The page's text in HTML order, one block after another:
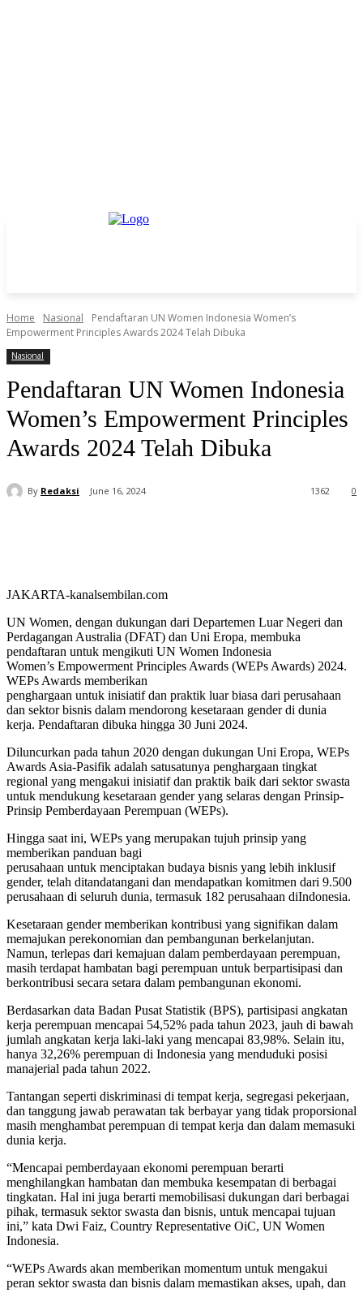
Home Nasional
Pendaftaran UN Women Indonesia Women’s
Empowerment Principles Awards 2024 Telah Dibuka
Nasional
Pendaftaran UN Women Indonesia
Women’s Empowerment Principles
Awards 2024 Telah Dibuka
By Redaksi June 16, 2024 0
1362
JAKARTA-kanalsembilan.com
UN Women, dengan dukungan dari Departemen Luar Negeri dan
Perdagangan Australia (DFAT) dan Uni Eropa, membuka
pendaftaran untuk mengikuti UN Women Indonesia
Women’s Empowerment Principles Awards (WEPs Awards) 2024.
WEPs Awards memberikan
penghargaan untuk inisiatif dan praktik luar biasa dari perusahaan
dan sektor bisnis dalam mendorong kesetaraan gender di dunia
kerja. Pendaftaran dibuka hingga 30 Juni 2024.
Diluncurkan pada tahun 2020 dengan dukungan Uni Eropa, WEPs
Awards Asia-Pasifik adalah satusatunya penghargaan tingkat
regional yang mengakui inisiatif dan praktik baik dari sektor swasta
untuk mendukung kesetaraan gender yang selaras dengan Prinsip-
Prinsip Pemberdayaan Perempuan (WEPs).
Hingga saat ini, WEPs yang merupakan tujuh prinsip yang
memberikan panduan bagi
perusahaan untuk menciptakan budaya bisnis yang lebih inklusif
gender, telah ditandatangani dan mendapatkan komitmen dari 9.500
perusahaan di seluruh dunia, termasuk 182 perusahaan diIndonesia.
Kesetaraan gender memberikan kontribusi yang signifikan dalam
memajukan perekonomian dan pembangunan berkelanjutan.
Namun, terlepas dari kemajuan dalam pemberdayaan perempuan,
masih terdapat hambatan bagi perempuan untuk berpartisipasi dan
berkontribusi secara setara dalam pembangunan ekonomi.
Berdasarkan data Badan Pusat Statistik (BPS), partisipasi angkatan
kerja perempuan mencapai 54,52% pada tahun 2023, jauh di bawah
jumlah angkatan kerja laki-laki yang mencapai 83,98%. Selain itu,
hanya 32,26% perempuan di Indonesia yang menduduki posisi
manajerial pada tahun 2022.
Tantangan seperti diskriminasi di tempat kerja, segregasi pekerjaan,
dan tanggung jawab perawatan tak berbayar yang tidak proporsional
masih menghambat perempuan di tempat kerja dan dalam memasuki
dunia kerja.
“Mencapai pemberdayaan ekonomi perempuan berarti
menghilangkan hambatan dan membuka kesempatan di berbagai
tingkatan. Hal ini juga berarti memobilisasi dukungan dari berbagai
pihak, termasuk sektor swasta dan bisnis, untuk mencapai tujuan
ini,” kata Dwi Faiz, Country Representative OiC, UN Women
Indonesia.
“WEPs Awards akan memberikan momentum untuk mengakui
peran sektor swasta dan bisnis dalam memastikan akses, upah, dan